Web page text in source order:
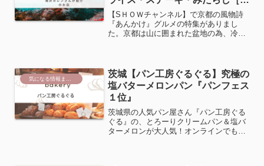
沢カレンさん］店舗
【SＨＯＷチャンネル】で京都の風物詩
『あんかけ』グルメの特集がありまし
た。京都は山に囲まれた盆地の為、冷気
だきました。あんかけを食べ...
気になる情報まとめ
茨城【パン工房ぐるぐる】究極の
塩バターメロンパン『パンフェス
１位』
茨城県の人気パン屋さん『パン工房ぐる
ぐる』の、とろーりクリームパン＆塩バ
ターメロンが大人気！オンラインでも購